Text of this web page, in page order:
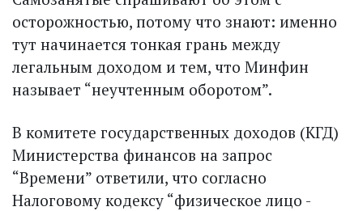
осторожностью, потому что знают: именно
тут начинается тонкая грань между
легальным доходом и тем, что Минфин
называет “неучтенным оборотом”.
В комитете государственных доходов (КГД)
Министерства финансов на запрос
“Времени” ответили, что согласно
Налоговому кодексу “физическое лицо -